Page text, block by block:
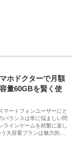
ホドクターで月額
量60GBを賢く使
マートフォンユーザーにと
バランスは常に悩ましい問
ラインゲームを頻繁に楽し
大容量プランは魅力的…